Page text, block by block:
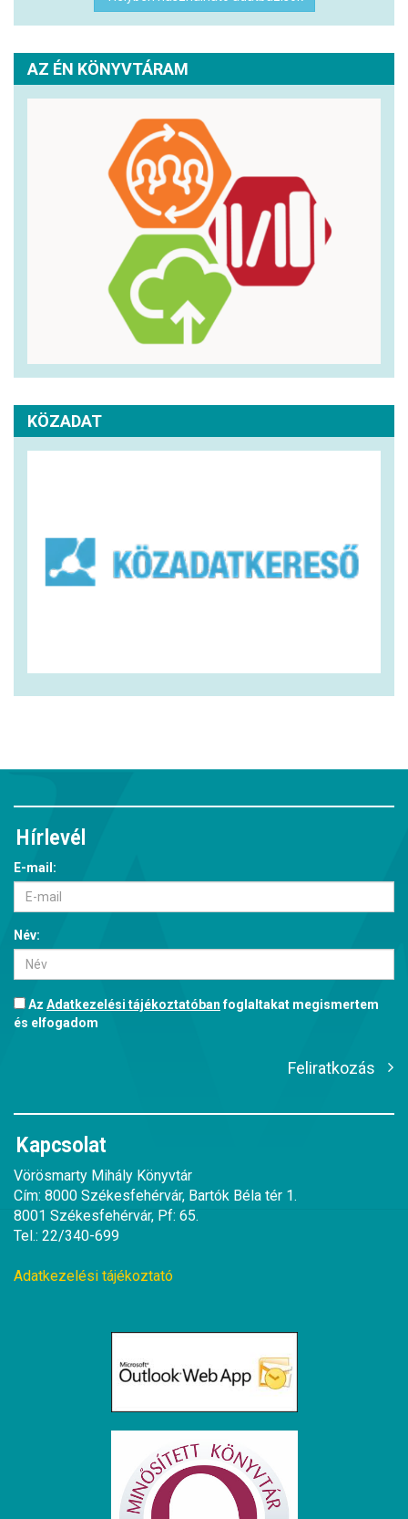
AZ ÉN KÖNYVTÁRAM
KÖZADAT
Hírlevél
E-mail:
Név:
Az Adatkezelési tájékoztatóbanfoglaltakat megismertem
és elfogadom
Feliratkozás
Kapcsolat
Vörösmarty Mihály Könyvtár
Cím: 8000 Székesfehérvár, Bartók Béla tér 1.
8001 Székesfehérvár, Pf: 65.
Tel.: 22/340-699
Adatkezelési tájékoztató